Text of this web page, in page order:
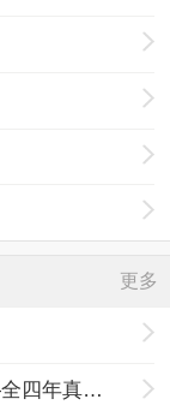
更多
天财新传考研聊点宝子们不知道的——全四年真题规律+择校优势